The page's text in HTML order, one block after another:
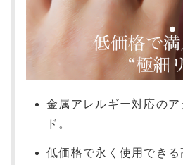
金属アレルギー対応の
ド。
低価格で永く使用できる